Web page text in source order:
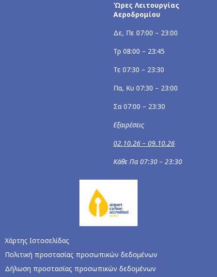
Ώρες Λειτουργίας
Αεροδρομίου
Δε, Πε 07:00 – 23:00
Τρ 08:00 – 23:45
Τε 07:30 – 23:30
Πα, Κυ 07:30 – 23:00
Σα 07:00 – 23:30
Εξαιρέσεις
02.10.26 – 09.10.26
Κάθε Πα 07:30 – 23:30
Χάρτης Ιστοσελίδας
Πολιτική προστασίας προσωπικών δεδομένων
Δήλωση προστασίας προσωπικών δεδομένων